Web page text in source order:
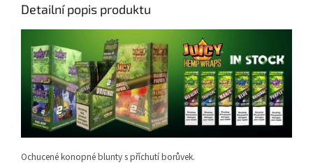
Detailní popis produktu
Ochucené konopné blunty s příchutí borůvek.